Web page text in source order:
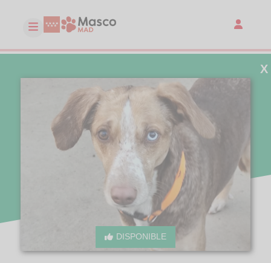
DISPONIBLE
X